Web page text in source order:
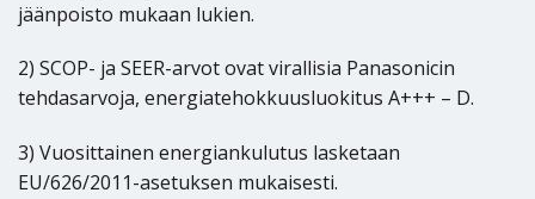
jäänpoisto mukaan lukien.
2) SCOP- ja SEER-arvot ovat virallisia Panasonicin
tehdasarvoja, energiatehokkuusluokitus A+++ – D.
3) Vuosittainen energiankulutus lasketaan
EU/626/2011-asetuksen mukaisesti.